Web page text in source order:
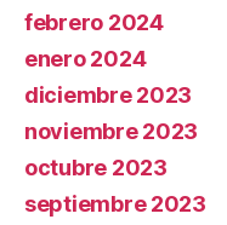
febrero 2024
enero 2024
diciembre 2023
noviembre 2023
octubre 2023
septiembre 2023